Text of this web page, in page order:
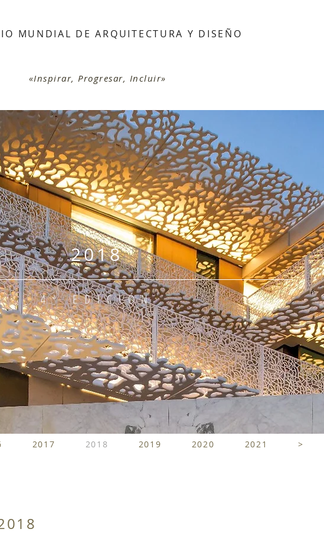
MUNDIAL DE ARQUITECTURA Y DISEÑO
«Inspirar, Progresar, Incluir»
2018
4ª EDICIÓN
2017 2018 2019 2020 2021 >